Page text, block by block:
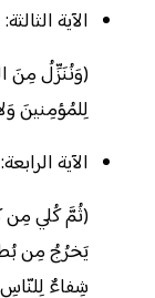
الآية الثالثة:
(وَنُنَزِّلُ مِنَ
لِلمُؤمِنينَ
الآية الرابعة:
(ثُمَّ كُلي مِن
يَخرُجُ مِن
شِفاءٌ